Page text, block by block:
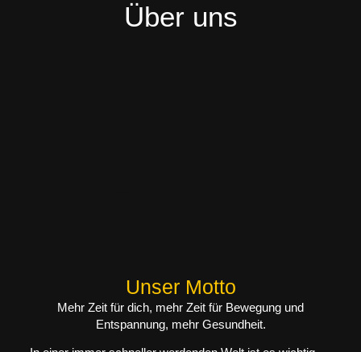
Über uns
Unser Motto
Mehr Zeit für dich, mehr Zeit für Bewegung und
Entspannung, mehr Gesundheit.